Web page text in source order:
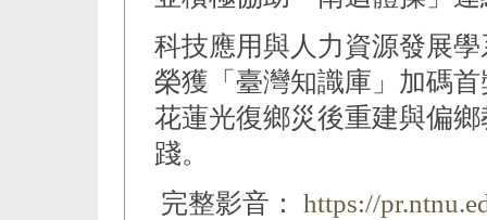
科技應用與人力資源發展
榮獲「臺灣知識庫」加碼
花蓮光復鄉災後重建與偏
踐。
完整影音：
https://